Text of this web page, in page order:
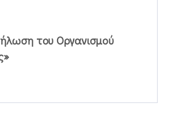
του Οργανισμού